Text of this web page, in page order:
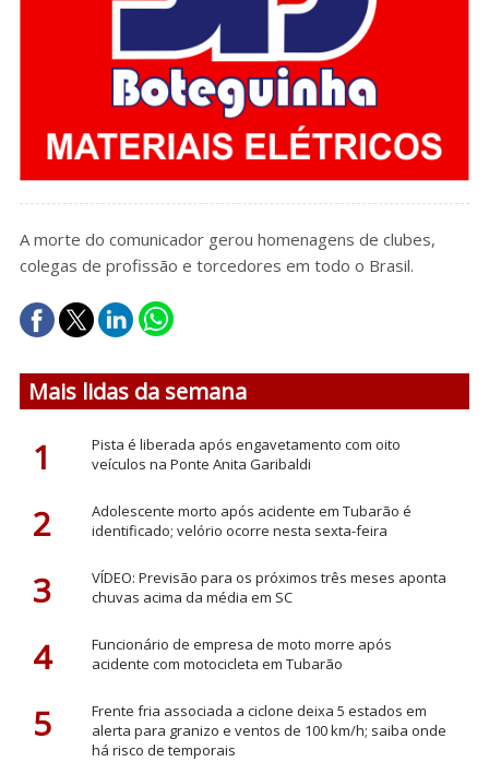
A morte do comunicador gerou homenagens de clubes,
colegas de profissão e torcedores em todo o Brasil.
Mais lidas da semana
1
Pista é liberada após engavetamento com oito
veículos na Ponte Anita Garibaldi
2
Adolescente morto após acidente em Tubarão é
identificado; velório ocorre nesta sexta-feira
3
VÍDEO: Previsão para os próximos três meses aponta
chuvas acima da média em SC
4
Funcionário de empresa de moto morre após
acidente com motocicleta em Tubarão
5
Frente fria associada a ciclone deixa 5 estados em
alerta para granizo e ventos de 100 km/h; saiba onde
há risco de temporais